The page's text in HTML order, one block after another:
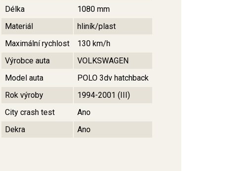
Délka
1080 mm
Materiál
hliník/plast
Maximální rychlost
130 km/h
Výrobce auta
VOLKSWAGEN
Model auta
POLO 3dv hatchback
Rok výroby
1994-2001 (III)
City crash test
Ano
Dekra
Ano